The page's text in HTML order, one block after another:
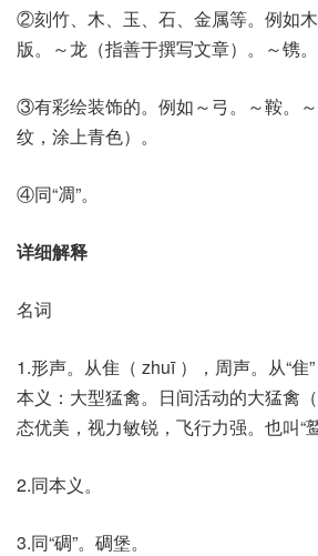
②刻竹、木、玉、石、金属等。例如
版。～龙（指善于撰写文章）。～镌。
③有彩绘装饰的。例如～弓。～鞍。
纹，涂上青色）。
④同“凋”。
详细解释
名词
1.形声。从隹（ zhuī ），周声。从“隹”
本义：大型猛禽。日间活动的大猛禽
态优美，视力敏锐，飞行力强。也叫“
2.同本义。
3.同“碉”。碉堡。